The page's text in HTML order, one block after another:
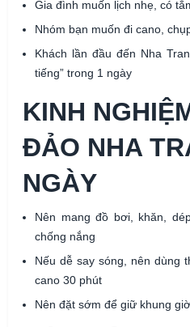
Gia đình muốn lịch nhẹ, có
Nhóm bạn muốn đi cano,
Khách lần đầu đến Nha
tiếng” trong 1 ngày
KINH
ĐẢO NHA
NGÀY
Nên mang đồ bơi, khăn,
chống nắng
Nếu dễ say sóng, nên dùng
cano 30 phút
Nên đặt sớm để giữ khung